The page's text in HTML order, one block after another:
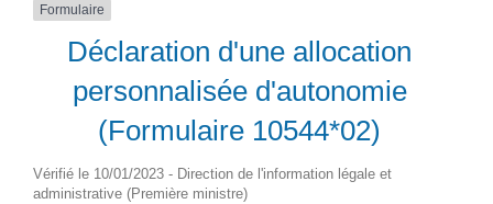
Formulaire
Déclaration d'une allocation
personnalisée d'autonomie
(Formulaire 10544*02)
Vérifié le 10/01/2023 - Direction de l'information légale et
administrative (Première ministre)